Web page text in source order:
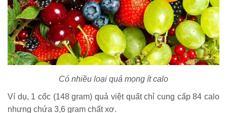
Có nhiều loại quả mọng ít calo
Ví dụ, 1 cốc (148 gram) quả việt quất chỉ cung cấp 84 calo
nhưng chứa 3,6 gram chất xơ.